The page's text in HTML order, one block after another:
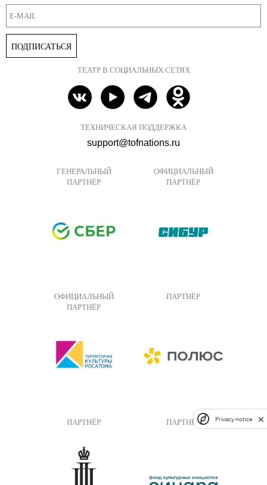
ПОДПИСАТЬСЯ
ТЕАТР В СОЦИАЛЬНЫХ СЕТЯХ
ТЕХНИЧЕСКАЯ ПОДДЕРЖКА
support@tofnations.ru
ГЕНЕРАЛЬНЫЙ
ПАРТНЁР
ОФИЦИАЛЬНЫЙ
ПАРТНЁР
ОФИЦИАЛЬНЫЙ
ПАРТНЁР
ПАРТНЁР
ПАРТНЁР ПАРТНЁР Privacy notice